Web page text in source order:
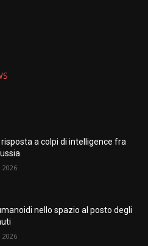
risposta a colpi di intelligence fra
2026
nello spazio al posto degli
2026